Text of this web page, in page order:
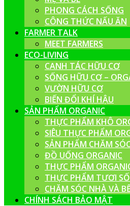
PHONG CÁCH SỐNG
CÔNG THỨC NẤU ĂN
FARMER TALK
MEET FARMERS
ECO-LIVING
CANH TÁC HỮU CƠ
SỐNG HỮU CƠ –
VƯỜN HỮU CƠ
BIẾN ĐỔI KHÍ HẬU
SẢN PHẨM ORGANIC
THỰC PHẨM KHÔ
SIÊU THỰC PHẨM
SẢN PHẨM CHĂM
ĐỒ UỐNG ORGANIC
THỰC PHẨM
THỰC PHẨM TƯƠI
CHĂM SÓC NHÀ VÀ
CHÍNH SÁCH BẢO MẬT